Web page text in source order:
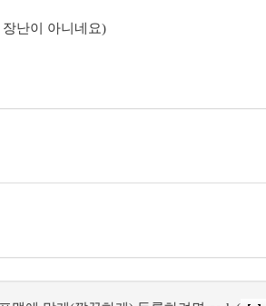
난이 아니네요)